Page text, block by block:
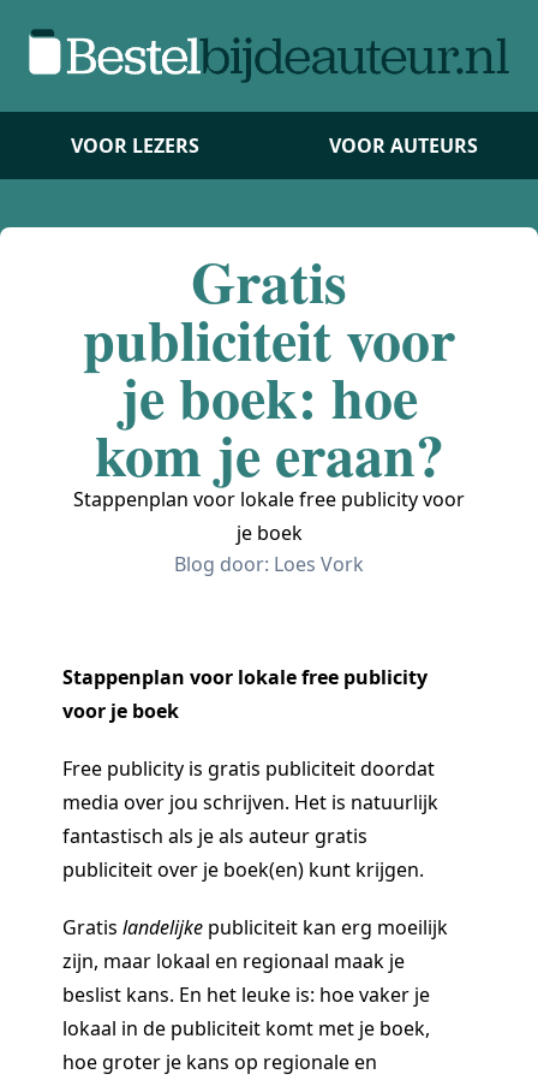
VOOR LEZERS VOOR AUTEURS
Gratis
publiciteit voor
je boek: hoe
kom je eraan?
Stappenplan voor lokale free publicity voor
je boek
Blog door: Loes Vork
Stappenplan voor lokale free publicity
voor je boek
Free publicity is gratis publiciteit doordat
media over jou schrijven. Het is natuurlijk
fantastisch als je als auteur gratis
publiciteit over je boek(en) kunt krijgen.
Gratis landelijke publiciteit kan erg moeilijk
zijn, maar lokaal en regionaal maak je
beslist kans. En het leuke is: hoe vaker je
lokaal in de publiciteit komt met je boek,
hoe groter je kans op regionale en